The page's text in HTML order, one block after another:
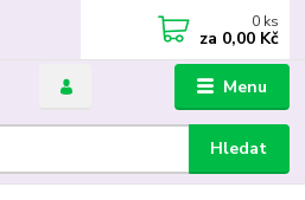
Menu
Hledat
0 ks
za 0,00 Kč